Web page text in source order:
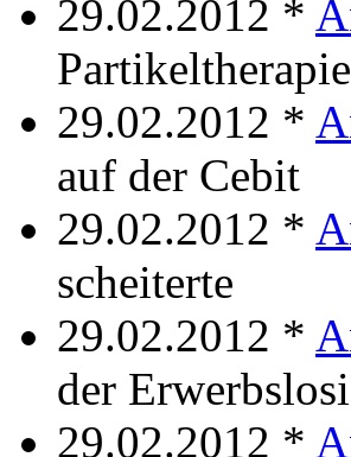
29.02.2012 *
Partikeltherapie
29.02.2012 *
auf der Cebit
29.02.2012 *
scheiterte
29.02.2012 *
der
29.02.2012 *